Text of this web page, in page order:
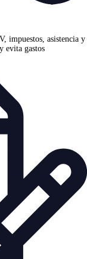
impuestos, asistencia y
evita gastos